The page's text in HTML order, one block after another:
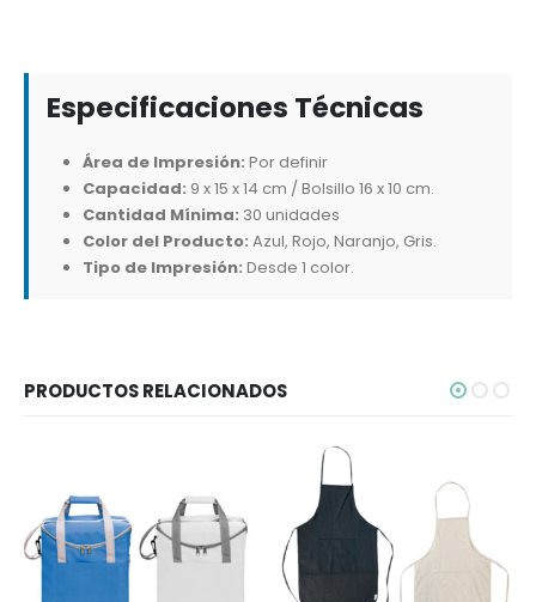
Especificaciones Técnicas
Área de Impresión: Por definir
Capacidad: 9 x 15 x 14 cm / Bolsillo 16 x 10 cm.
Cantidad Mínima: 30 unidades
Color del Producto: Azul, Rojo, Naranjo, Gris.
Tipo de Impresión: Desde 1 color.
PRODUCTOS RELACIONADOS